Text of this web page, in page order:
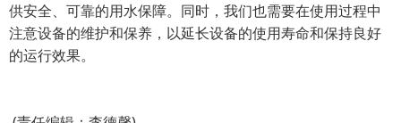
供安全、可靠的用水保障。同时，我们也需要在使用过程中
注意设备的维护和保养，以延长设备的使用寿命和保持良好
的运行效果。